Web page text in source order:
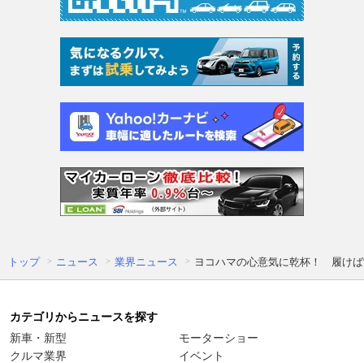
トップ ニュース 業界ニュース ヨコハマの心意気に乾杯！ 履け
カテゴリからニュースを探す
新車・新型
クルマ業界
モーターショー
イベント